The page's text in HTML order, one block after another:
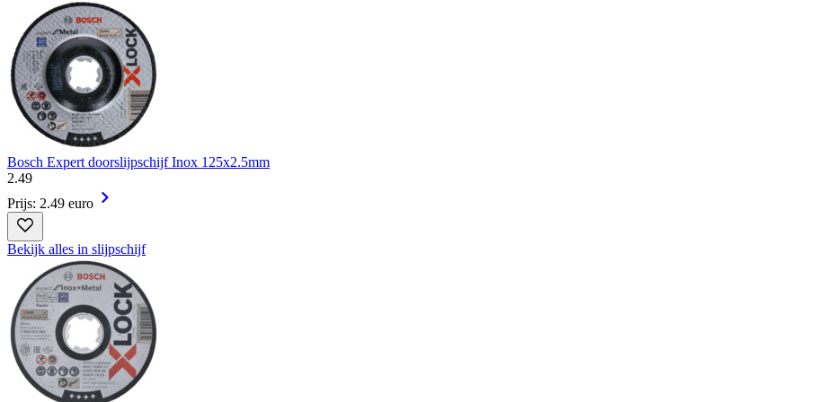
Bosch Expert doorslijpschijf Inox 125x2.5mm
2.49
Prijs: 2.49 euro
Bekijk alles in slijpschijf